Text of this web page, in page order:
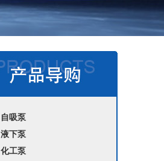
自吸泵
液下泵
化工泵